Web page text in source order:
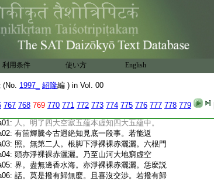
利用条件 使い方 English
(No. 1997_ 紹隆編 ) in Vol. 00
767 768 769 770 771 772 773 774 775 776 777 778 779
折汝腰。師云。大衆。保壽和尚用金剛王寶劍。
一切逆順得失長短是非。無邊境界不消一
瞥。這僧見機而作。當時禮拜。爲什麼却道不
動著子細檢點。大似龍頭蛇尾。山僧即不然。
或有人問。萬境來侵時如何。亦對他道。莫管
他。這僧或若便禮拜。只向他道。伶利衲僧。一
撥便轉
師云。父母未生已前。淨裸裸赤灑灑。不立一
絲毫。及乎投胎既生之後。亦淨裸裸赤灑灑。
不立一絲毫。然生於世。墮於四大五蘊中。多
人。明了四大空寂五蘊本虚知四大五蘊中。
有箇輝騰今古迥絶知見底一段事。若能返
照。無第二人。根脚下淨裸裸赤灑灑。六根門
頭亦淨裸裸赤灑灑。乃至山河大地窮虚空
界。盡無邊香水海。亦淨裸裸赤灑灑。恁麼説
話。莫是撥有歸無麼。且喜沒交渉。若撥有歸